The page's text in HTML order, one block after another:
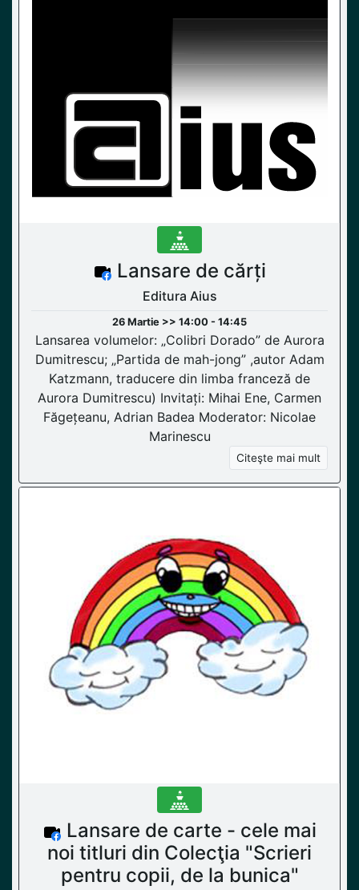
Lansare de cărți
Editura Aius
26 Martie >> 14:00 - 14:45
Lansarea volumelor: „Colibri Dorado” de Aurora
Dumitrescu; „Partida de mah-jong” ,autor Adam
Katzmann, traducere din limba franceză de
Aurora Dumitrescu) Invitați: Mihai Ene, Carmen
Făgețeanu, Adrian Badea Moderator: Nicolae
Marinescu
Citeşte mai mult
Lansare de carte - cele mai
noi titluri din Colecţia "Scrieri
pentru copii, de la bunica"